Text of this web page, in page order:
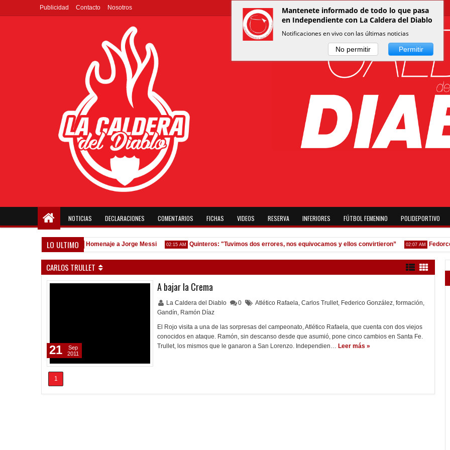
Publicidad Contacto Nosotros
NOTICIAS DECLARACIONES COMENTARIOS FICHAS VIDEOS RESERVA INFERIORES FÚTBOL FEMENINO POLIDEPORTIVO
LO ULTIMO
11:47 AM Homenaje a Jorge Messi 02:15 AM Quinteros: "Tuvimos dos errores, nos equivocamos y ellos convirtieron” 02:07 AM Fedorco:
CARLOS TRULLET
A bajar la Crema
La Caldera del Diablo 0 Atlético Rafaela, Carlos Trullet, Federico González, formación,
Gandín, Ramón Díaz
El Rojo visita a una de las sorpresas del campeonato, Atlético Rafaela, que cuenta con dos viejos
conocidos en ataque. Ramón, sin descanso desde que asumió, pone cinco cambios en Santa Fe.
Trullet, los mismos que le ganaron a San Lorenzo. Independien… Leer más »
21
Sep
2011
1
Mantenete informado de todo lo que pasa
en Independiente con La Caldera del Diablo
Notificaciones en vivo con las últimas noticias
No permitir Permitir